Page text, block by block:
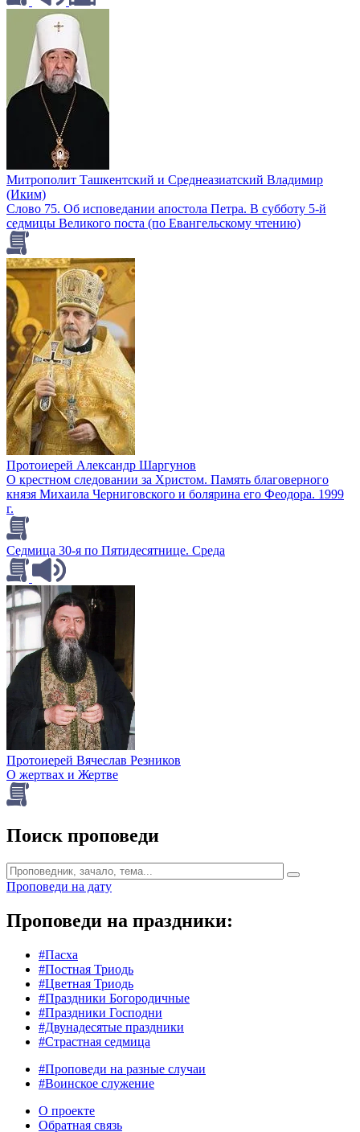
Митрополит Ташкентский и Среднеазиатский Владимир
(Иким)
Слово 75. Об исповедании апостола Петра. В субботу 5-й
седмицы Великого поста (по Евангельскому чтению)
Протоиерей Александр Шаргунов
О крестном следовании за Христом. Память благоверного
князя Михаила Черниговского и болярина его Феодора. 1999
г.
Седмица 30-я по Пятидесятнице. Среда
Протоиерей Вячеслав Резников
О жертвах и Жертве
Поиск проповеди
Проповеди на дату
Проповеди на праздники:
#Пасха
#Постная Триодь
#Цветная Триодь
#Праздники Богородичные
#Праздники Господни
#Двунадесятые праздники
#Страстная седмица
#Проповеди на разные случаи
#Воинское служение
О проекте
Обратная связь